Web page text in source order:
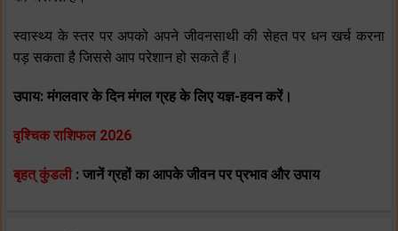
स्‍वास्‍थ्‍य के स्‍तर पर अपको अपने जीवनसाथी की सेहत पर धन खर्च करना
पड़ सकता है जिससे आप परेशान हो सकते हैं।
उपाय: मंगलवार के दिन मंगल ग्रह के लिए यज्ञ-हवन करें।
वृश्चिक राशिफल 2026
बृहत् कुंडली : जानें ग्रहों का आपके जीवन पर प्रभाव और उपाय